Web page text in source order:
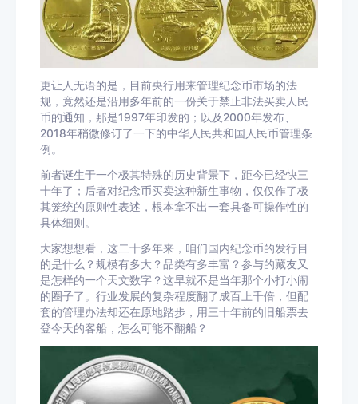
更让人无语的是，目前央行用来管理纪念币市场的法
规，竟然还是沿用多年前的一份关于禁止非法买卖人民
币的通知，那是1997年印发的；以及2000年发布、
2018年稍微修订了一下的中华人民共和国人民币管理条
例。
前者诞生于一个极其特殊的历史背景下，距今已经快三
十年了；后者对纪念币买卖这种新生事物，仅仅作了极
其笼统的原则性表述，根本拿不出一套具备可操作性的
具体细则。
大家想想看，这二十多年来，咱们国内纪念币的发行目
的是什么？规模有多大？品类有多丰富？参与的藏友又
是怎样的一个天文数字？这早就不是当年那个小打小闹
的圈子了。行业发展的复杂程度翻了成百上千倍，但配
套的管理办法却还在原地踏步，用三十年前的旧船票去
登今天的客船，怎么可能不翻船？